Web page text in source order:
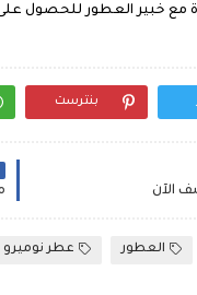
مع خبير العطور للحصول
بنترست
العطور عطر نوميرو 5 Chanel N°5